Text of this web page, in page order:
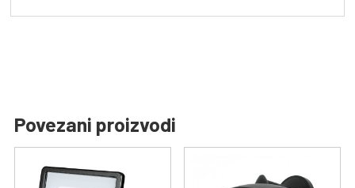
Povezani proizvodi